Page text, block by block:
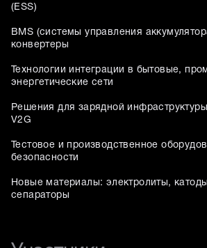
(ESS)
BMS (системы управления
конвертеры
Технологии интеграции в бытовые,
энергетические сети
Решения для зарядной
V2G
Тестовое и производственное
безопасности
Новые материалы: электролиты,
сепараторы